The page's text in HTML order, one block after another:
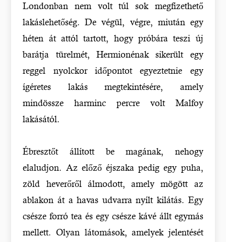
Londonban nem volt túl sok megfizethető
lakáslehetőség. De végül, végre, miután egy
héten át attól tartott, hogy próbára teszi új
barátja türelmét, Hermionénak sikerült egy
reggel nyolckor időpontot egyeztetnie egy
ígéretes lakás megtekintésére, amely
mindössze harminc percre volt Malfoy
lakásától.
Ébresztőt állított be magának, nehogy
elaludjon. Az előző éjszaka pedig egy puha,
zöld heverőről álmodott, amely mögött az
ablakon át a havas udvarra nyílt kilátás. Egy
csésze forró tea és egy csésze kávé állt egymás
mellett. Olyan látomások, amelyek jelentését